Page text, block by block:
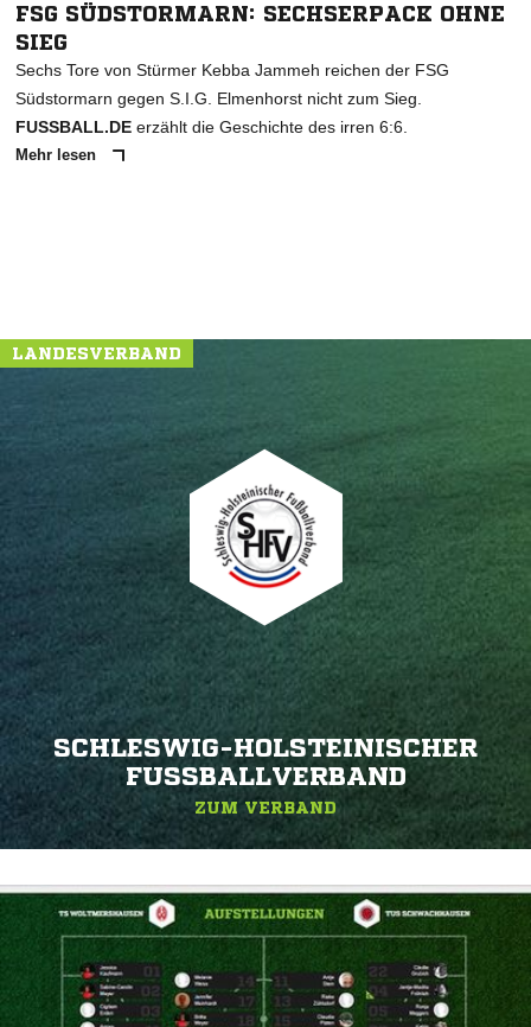
FSG SÜDSTORMARN: SECHSERPACK OHNE
SIEG
Sechs Tore von Stürmer Kebba Jammeh reichen der FSG
Südstormarn gegen S.I.G. Elmenhorst nicht zum Sieg.
FUSSBALL.DE erzählt die Geschichte des irren 6:6.
Mehr lesen
LANDESVERBAND
SCHLESWIG-HOLSTEINISCHER
FUSSBALLVERBAND
ZUM VERBAND